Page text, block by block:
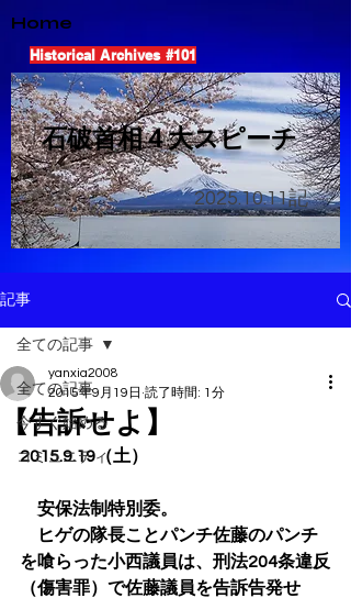
Home
Historical Archives #101
​石破首相４大スピーチ
2025.10.11記
記事
全ての記事
今すぐ始める
コミュニティ
全ての記事
【告訴せよ】
yanxia2008
2015年9月19日 読了時間: 1分
2015.9.19（土）
安保法制特別委。
ヒゲの隊長ことパンチ佐藤のパンチ
を喰らった小西議員は、刑法204条違反
（傷害罪）で佐藤議員を告訴告発せ